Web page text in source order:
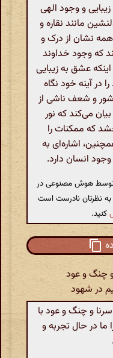
و وجود الهی
مانند نقاره و
نشان از درک و
که وجود خداوند
عشق به زیبایی
در آینه خود نگاه
شور و شعف ناشی از
می‌کند که نور
که ممکنات را
اشاره‌ای به
انسان دارد.
توسط هوش مصنوعی در
به نظرتان نادرست است
کنید.
چنگ و عود
در شهود
و چنگ و عود با
در حال تجربه و